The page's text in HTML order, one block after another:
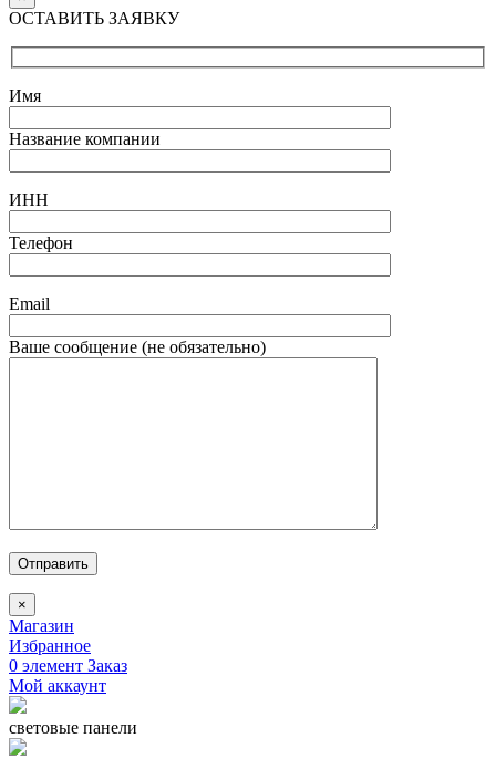
ОСТАВИТЬ ЗАЯВКУ
Имя
Название компании
ИНН
Телефон
Email
Ваше сообщение (не обязательно)
Отправить
×
Магазин
Избранное
0 элемент Заказ
Мой аккаунт
световые панели